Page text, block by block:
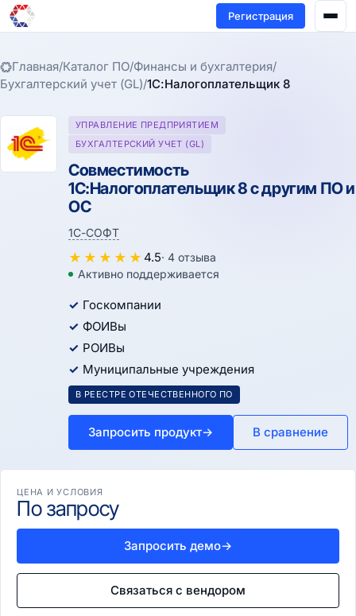
Регистрация
Главная/Каталог ПО/Финансы и бухгалтерия/
Бухгалтерский учет (GL)/1С:Налогоплательщик 8
УПРАВЛЕНИЕ ПРЕДПРИЯТИЕМ
БУХГАЛТЕРСКИЙ УЧЕТ (GL)
Совместимость
1С:Налогоплательщик 8 с другим ПО и
ОС
1С-СОФТ
★ ★ ★ ★ ★ 4.5· 4 отзыва
Активно поддерживается
Госкомпании
ФОИВы
РОИВы
Муниципальные учреждения
В РЕЕСТРЕ ОТЕЧЕСТВЕННОГО ПО
Запросить продукт→ В сравнение
ЦЕНА И УСЛОВИЯ
По запросу
Запросить демо→
Связаться с вендором